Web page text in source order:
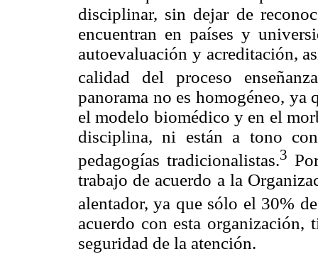
disciplinar, sin dejar de
encuentran en países y
autoevaluación y acreditación,
calidad del proceso
panorama no es homogéneo, ya
el modelo biomédico y en el
disciplina, ni están a tono
pedagogías tradicionalistas.3
trabajo de acuerdo a la
alentador, ya que sólo el 30%
acuerdo con esta
seguridad de la atención.